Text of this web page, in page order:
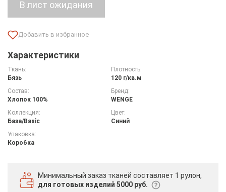
Характеристики
Ткань:
Бязь
Плотность:
120 г/кв.м
Состав:
Хлопок 100%
Бренд:
WENGE
Коллекция:
База/Basic
Цвет:
Синий
Упаковка:
Коробка
Минимальный заказ тканей составляет 1 рулон,
для готовых изделий 5000 руб.